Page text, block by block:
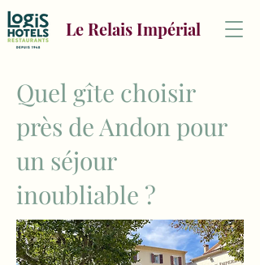
Le Relais Impérial
Quel gîte choisir
près de Andon pour
un séjour
inoubliable ?